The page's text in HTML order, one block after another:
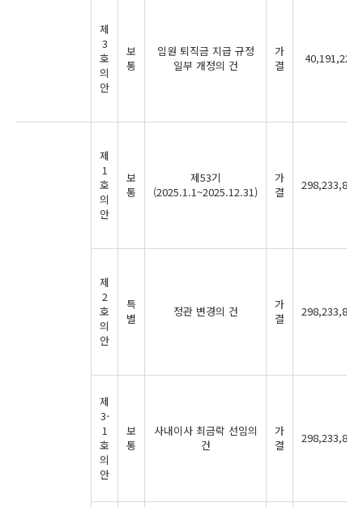
제
3
호
의
안
보
통
임원 퇴직금 지급 규정
일부 개정의 건
가
결
40,191,222
제
1
호
의
안
보
통
제53기
(2025.1.1~2025.12.31)
가
결
298,233,870
제
2
호
의
안
특
별
정관 변경의 건
가
결
298,233,870
제
3-
1
호
의
안
보
통
사내이사 최금락 선임의
건
가
결
298,233,870